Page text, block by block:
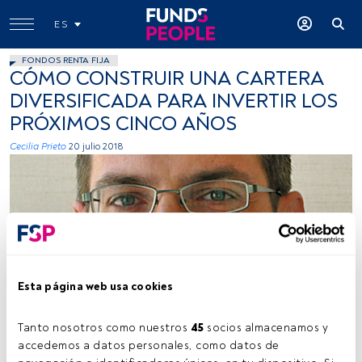
Esta página web usa cookies
Tanto nosotros como nuestros 45 socios almacenamos y
accedemos a datos personales, como datos de
ES
FONDOS RENTA FIJA
CÓMO CONSTRUIR UNA CARTERA
DIVERSIFICADA PARA INVERTIR LOS
PRÓXIMOS CINCO AÑOS
Cecilia Prieto 20 julio 2018
Pictet AM
Tiempo lectura: 6 min.